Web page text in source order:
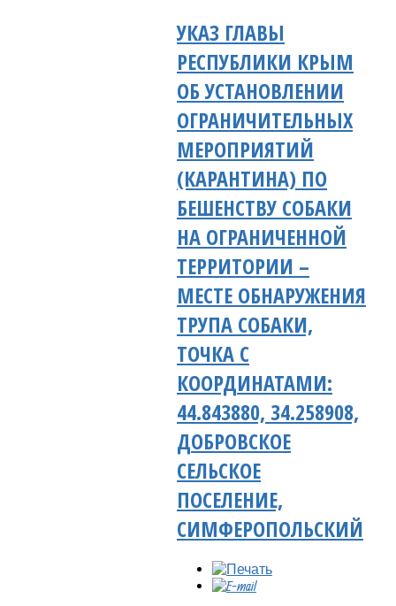
УКАЗ ГЛАВЫ
РЕСПУБЛИКИ КРЫМ
ОБ УСТАНОВЛЕНИИ
ОГРАНИЧИТЕЛЬНЫХ
МЕРОПРИЯТИЙ
(КАРАНТИНА) ПО
БЕШЕНСТВУ СОБАКИ
НА ОГРАНИЧЕННОЙ
ТЕРРИТОРИИ –
МЕСТЕ ОБНАРУЖЕНИЯ
ТРУПА СОБАКИ,
ТОЧКА С
КООРДИНАТАМИ:
44.843880, 34.258908,
ДОБРОВСКОЕ
СЕЛЬСКОЕ
ПОСЕЛЕНИЕ,
СИМФЕРОПОЛЬСКИЙ